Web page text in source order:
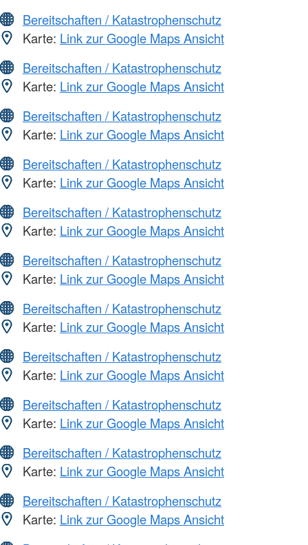
Bereitschaften / Katastrophenschutz
Karte: Link zur Google Maps Ansicht
Bereitschaften / Katastrophenschutz
Karte: Link zur Google Maps Ansicht
Bereitschaften / Katastrophenschutz
Karte: Link zur Google Maps Ansicht
Bereitschaften / Katastrophenschutz
Karte: Link zur Google Maps Ansicht
Bereitschaften / Katastrophenschutz
Karte: Link zur Google Maps Ansicht
Bereitschaften / Katastrophenschutz
Karte: Link zur Google Maps Ansicht
Bereitschaften / Katastrophenschutz
Karte: Link zur Google Maps Ansicht
Bereitschaften / Katastrophenschutz
Karte: Link zur Google Maps Ansicht
Bereitschaften / Katastrophenschutz
Karte: Link zur Google Maps Ansicht
Bereitschaften / Katastrophenschutz
Karte: Link zur Google Maps Ansicht
Bereitschaften / Katastrophenschutz
Karte: Link zur Google Maps Ansicht